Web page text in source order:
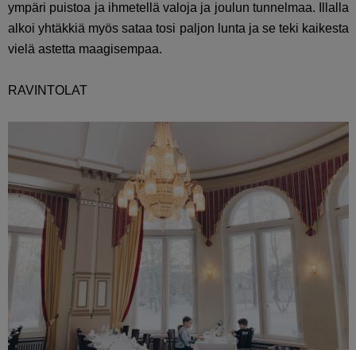
ympäri puistoa ja ihmetellä valoja ja joulun tunnelmaa. Illalla
alkoi yhtäkkiä myös sataa tosi paljon lunta ja se teki kaikesta
vielä astetta maagisempaa.
RAVINTOLAT